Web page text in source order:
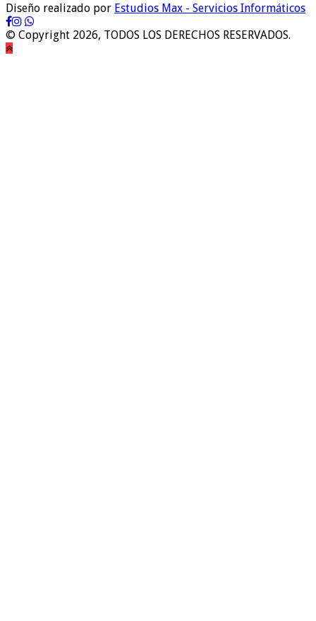
Diseño realizado por Estudios Max - Servicios Informáticos
© Copyright 2026, TODOS LOS DERECHOS RESERVADOS.